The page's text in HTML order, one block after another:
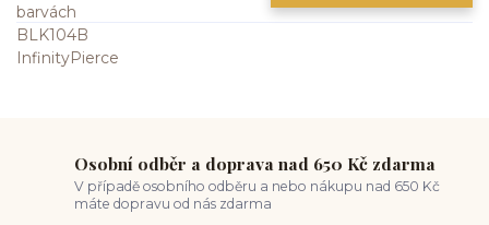
Osobní odběr a doprava nad 650 Kč zdarma
V případě osobního odběru a nebo nákupu nad 650 Kč
máte dopravu od nás zdarma